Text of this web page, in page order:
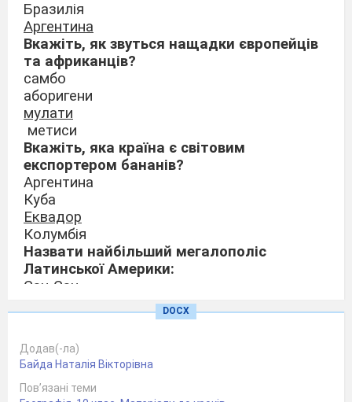
Бразилія
Аргентина
Вкажіть, як звуться нащадки європейців
та африканців?
самбо
аборигени
мулати
метиси
Вкажіть, яка країна є світовим
експортером бананів?
Аргентина
Куба
Еквадор
Колумбія
Назвати найбільший мегалополіс
Латинської Америки:
Сан-Сан
Вкажіть, яка форма правління у США,
Бразилії, Мексиці?
DOCX
Додав(-ла)
Байда Наталія Вікторівна
Пов’язані теми